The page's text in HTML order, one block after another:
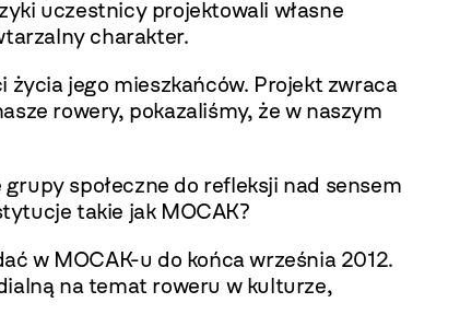
uczestnicy projektowali własne
charakter.
życia jego mieszkańców. Projekt zwraca
rowery, pokazaliśmy, że w naszym
społeczne do refleksji nad sensem
takie jak MOCAK?
w MOCAK-u do końca września 2012.
na temat roweru w kulturze,